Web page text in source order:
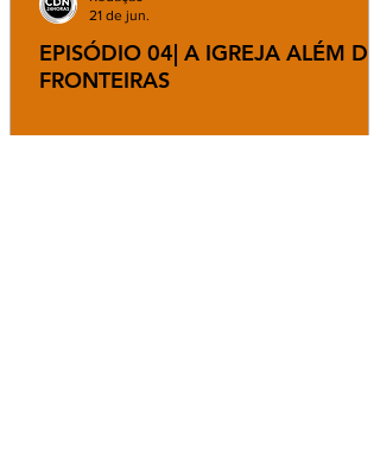
EPISÓDIO 04| A IGREJA ALÉM
FRONTEIRAS
21 de jun.